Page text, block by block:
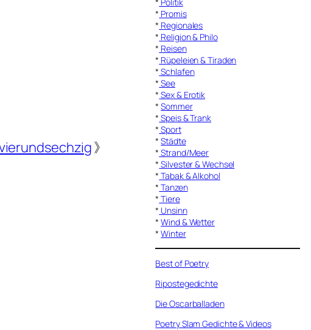
》
* Promis
* Regionales
* Religion & Philo
* Reisen
* Rüpeleien & Tiraden
* Schlafen
* See
* Sex & Erotik
*Sommer
* Speis & Trank
* Sport
*Städte
* Strand/Meer
* Silvester & Wechsel
* Tabak & Alkohol
* Tanzen
* Tiere
* Unsinn
*Wind & Wetter
*Winter
Best of Poetry
Ripostegedichte
Die Oscarballaden
Poetry Slam Gedichte & Videos